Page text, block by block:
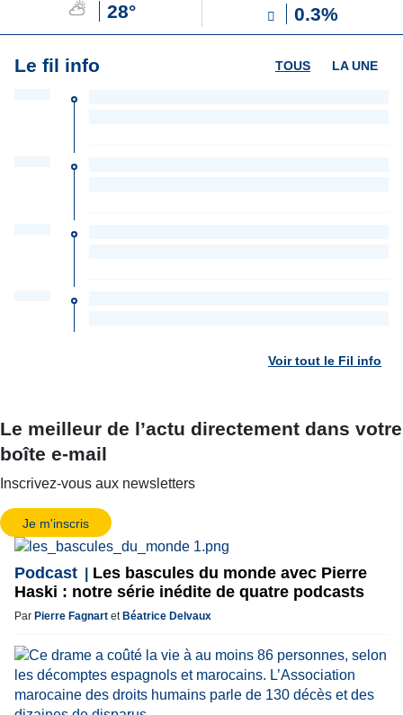
28° 0.3%
Le fil info LA UNE
TOUS
Voir tout le Fil info
Le meilleur de l’actu directement dans votre
boîte e-mail
Inscrivez-vous aux newsletters
Je m'inscris
Podcast
Les bascules du monde avec Pierre
Haski : notre série inédite de quatre podcasts
Par Pierre Fagnart et Béatrice Delvaux